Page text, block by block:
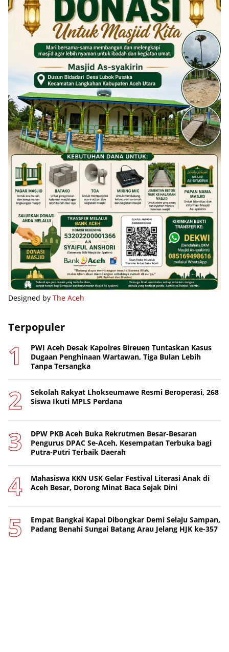
Designed by The Aceh
Terpopuler
PWI Aceh Desak Kapolres Bireuen Tuntaskan Kasus
Dugaan Penghinaan Wartawan, Tiga Bulan Lebih
Tanpa Tersangka
Sekolah Rakyat Lhokseumawe Resmi Beroperasi, 268
Siswa Ikuti MPLS Perdana
DPW PKB Aceh Buka Rekrutmen Besar-Besaran
Pengurus DPAC Se-Aceh, Kesempatan Terbuka bagi
Putra-Putri Terbaik Daerah
Mahasiswa KKN USK Gelar Festival Literasi Anak di
Aceh Besar, Dorong Minat Baca Sejak Dini
Empat Bangkai Kapal Dibongkar Demi Selaju Sampan,
Padang Benahi Sungai Batang Arau Jelang HJK ke-357